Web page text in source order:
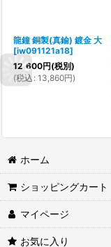
龍鐘 銅製(真鍮) 鍍金 大
[iw091121a18]
12,600円(税別)
(税込 : 13,860円)
ホーム
ショッピングカート
マイページ
お気に入り